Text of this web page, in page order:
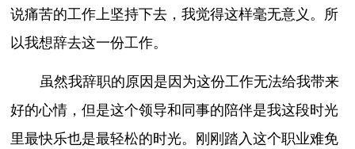
说痛苦的工作上坚持下去，我觉得这样毫无意义。所
以我想辞去这一份工作。
虽然我辞职的原因是因为这份工作无法给我带来
好的心情，但是这个领导和同事的陪伴是我这段时光
里最快乐也是最轻松的时光。刚刚踏入这个职业难免